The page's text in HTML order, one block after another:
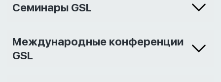
Семинары GSL
Международные конференции
GSL